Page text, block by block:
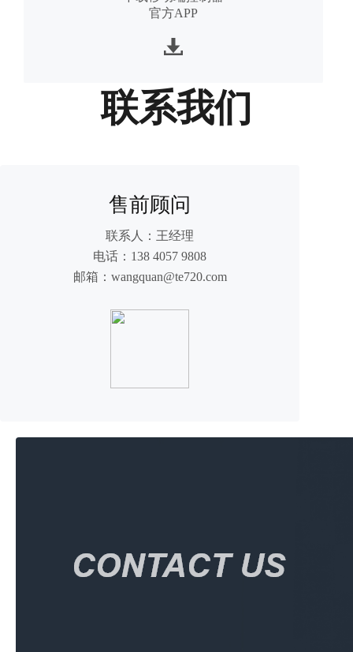
官方APP
联系我们
售前顾问
联系人： 王经理
电话： 138 4057 9808
邮箱： wangquan@te720.com